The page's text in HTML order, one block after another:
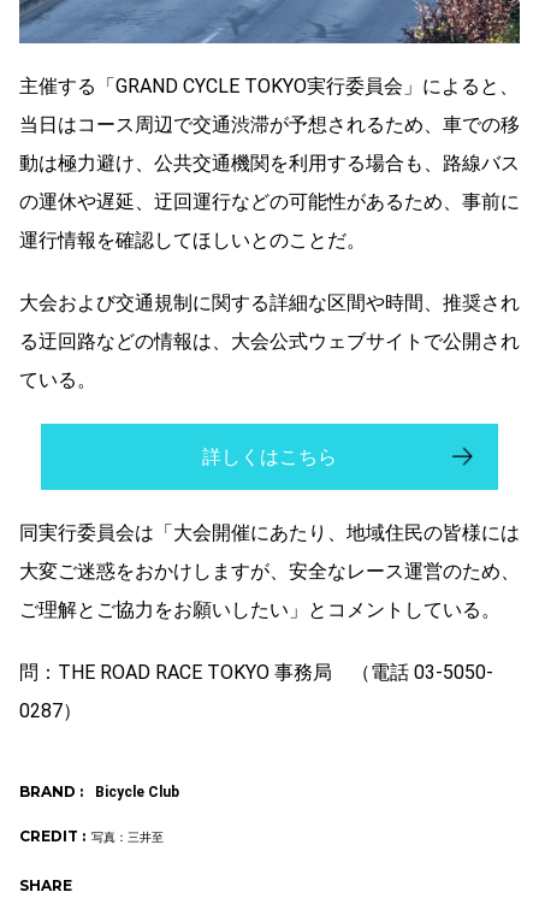
主催する「GRAND CYCLE TOKYO実行委員会」によると、
当日はコース周辺で交通渋滞が予想されるため、車での移
動は極力避け、公共交通機関を利用する場合も、路線バス
の運休や遅延、迂回運行などの可能性があるため、事前に
運行情報を確認してほしいとのことだ。
大会および交通規制に関する詳細な区間や時間、推奨され
る迂回路などの情報は、大会公式ウェブサイト で公開され
ている。
詳しくはこちら
同実行委員会は「大会開催にあたり、地域住民の皆様には
大変ご迷惑をおかけしますが、安全なレース運営のため、
ご理解とご協力をお願いしたい」とコメントしている。
問：THE ROAD RACE TOKYO 事務局 （電話 03-5050-
0287）
BRAND : Bicycle Club
CREDIT : 写真：三井至
SHARE